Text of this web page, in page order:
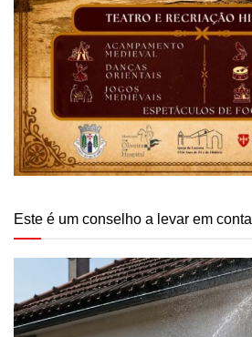
Este é um conselho a levar em conta